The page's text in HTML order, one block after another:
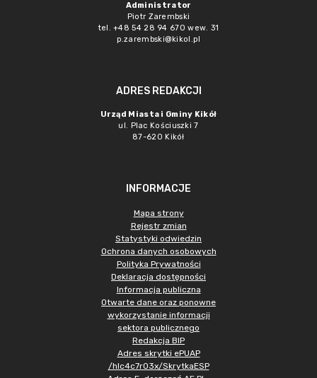
Administrator
Piotr Zarembski
tel. +48 54 28 94 670 wew. 31
p.zarembski@kikol.pl
ADRES REDAKCJI
Urząd Miasta i Gminy Kikół
ul. Plac Kościuszki 7
87-620 Kikół
INFORMACJE
Mapa strony
Rejestr zmian
Statystyki odwiedzin
Ochrona danych osobowych
Polityka Prywatności
Deklaracja dostępności
Informacja publiczna
Otwarte dane oraz ponowne
wykorzystanie informacji
sektora publicznego
Redakcja BIP
Adres skrytki ePUAP
/hlc4c7r03x/SkrytkaESP